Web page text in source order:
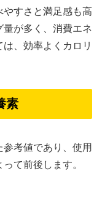
やすさと満足感も高
量が多く、消費エネ
、効率よくカロリ
素
考値であり、使用
て前後します。